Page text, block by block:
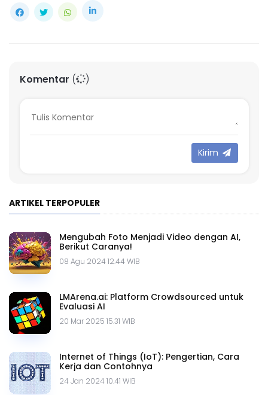
Komentar ( )
Kirim
ARTIKEL TERPOPULER
Mengubah Foto Menjadi Video dengan AI,
Berikut Caranya!
08 Agu 2024 12.44 WIB
LMArena.ai: Platform Crowdsourced untuk
Evaluasi AI
20 Mar 2025 15.31 WIB
Internet of Things (IoT): Pengertian, Cara
Kerja dan Contohnya
24 Jan 2024 10.41 WIB